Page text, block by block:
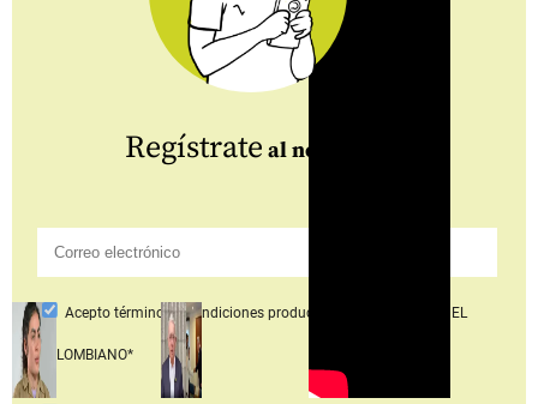
Regístrate al newsletter
Aceptotérminos y condiciones productos y servicios Grupo EL
COLOMBIANO*